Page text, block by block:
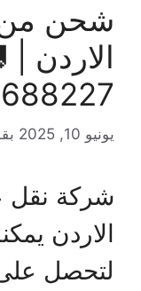
من
|
10, 2025 بقلم
نقل
يمكنك
على